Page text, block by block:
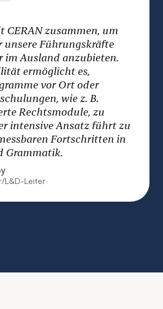
wir interkulturelles
internationalen Teams
Ansatz hilft
und Bewertung an
Gegebenheiten
Zusammenarbeit
unserer
indem globale
mit
einsetzbaren
gebracht werden.